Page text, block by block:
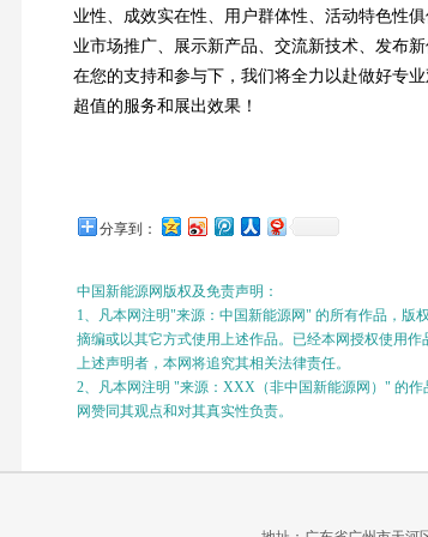
业性、成效实在性、用户群体性、活动特色性
业市场推广、展示新产品、交流新技术、发布
在您的支持和参与下，我们将全力以赴做好专
超值的服务和展出效果！
分享到：
中国新能源网版权及免责声明：
1、凡本网注明"来源：中国新能源网" 的所有作品，版
摘编或以其它方式使用上述作品。已经本网授权使用
上述声明者，本网将追究其相关法律责任。
2、凡本网注明 "来源：XXX（非中国新能源网）" 的
网赞同其观点和对其真实性负责。